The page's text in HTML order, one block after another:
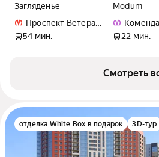
Загляденье
Проспект Ветеранов
54 мин.
Modum
22 мин.
Смотреть
отделка White Box в подарок 3D-тур